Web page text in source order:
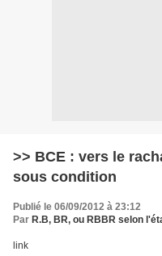
>> BCE : vers le
sous condition
Publié le 06/09/2012 à 23:12
Par R.B, BR, ou RBBR selon
link